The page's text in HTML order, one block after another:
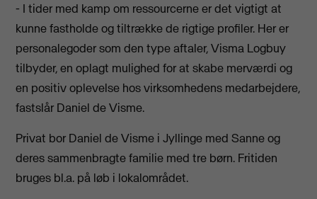
- I tider med kamp om ressourcerne er det vigtigt at
kunne fastholde og tiltrække de rigtige profiler. Her er
personalegoder som den type aftaler, Visma Logbuy
tilbyder, en oplagt mulighed for at skabe merværdi og
en positiv oplevelse hos virksomhedens medarbejdere,
fastslår Daniel de Visme.
Privat bor Daniel de Visme i Jyllinge med Sanne og
deres sammenbragte familie med tre børn. Fritiden
bruges bl.a. på løb i lokalområdet.